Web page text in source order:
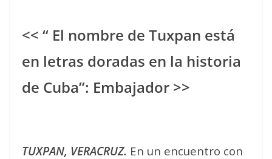
<< “ El nombre de Tuxpan está
en letras doradas en la historia
de Cuba”: Embajador >>
TUXPAN, VERACRUZ. En un encuentro con